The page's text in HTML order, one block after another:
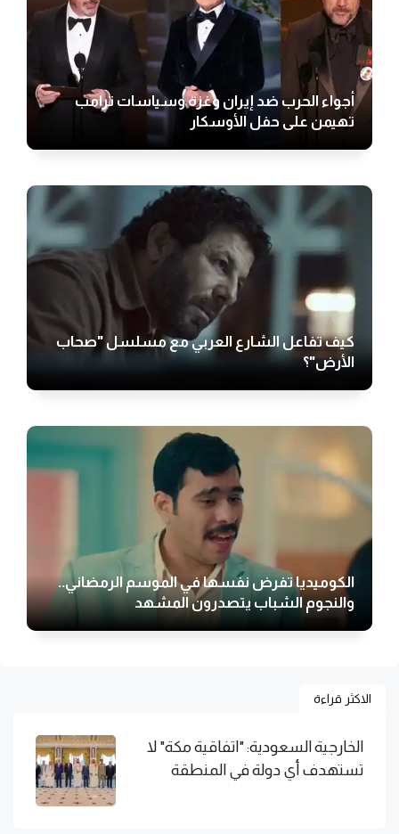
أجواء الحرب ضد إيران وغزة وسياسات ترامب
تهيمن على حفل الأوسكار
كيف تفاعل الشارع العربي مع مسلسل "صحاب
الأرض"؟
الكوميديا تفرض نفسها في الموسم الرمضاني..
والنجوم الشباب يتصدرون المشهد
الاكثر قراءة
الخارجية السعودية: "اتفاقية مكة" لا
تستهدف أي دولة في المنطقة